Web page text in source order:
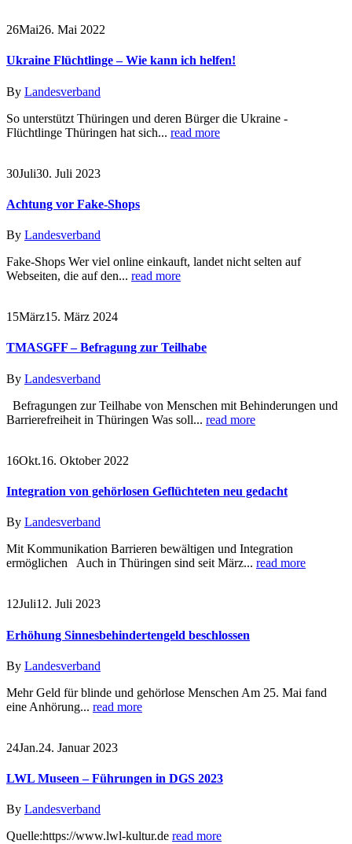
26Mai26. Mai 2022
Ukraine Flüchtlinge – Wie kann ich helfen!
By Landesverband
So unterstützt Thüringen und deren Bürger die Ukraine -
Flüchtlinge Thüringen hat sich... read more
30Juli30. Juli 2023
Achtung vor Fake-Shops
By Landesverband
Fake-Shops Wer viel online einkauft, landet nicht selten auf
Webseiten, die auf den... read more
15März15. März 2024
TMASGFF – Befragung zur Teilhabe
By Landesverband
Befragungen zur Teilhabe von Menschen mit Behinderungen und
Barrierefreiheit in Thüringen Was soll... read more
16Okt.16. Oktober 2022
Integration von gehörlosen Geflüchteten neu gedacht
By Landesverband
Mit Kommunikation Barrieren bewältigen und Integration
ermöglichen Auch in Thüringen sind seit März... read more
12Juli12. Juli 2023
Erhöhung Sinnesbehindertengeld beschlossen
By Landesverband
Mehr Geld für blinde und gehörlose Menschen Am 25. Mai fand
eine Anhörung... read more
24Jan.24. Januar 2023
LWL Museen – Führungen in DGS 2023
By Landesverband
Quelle:https://www.lwl-kultur.de read more